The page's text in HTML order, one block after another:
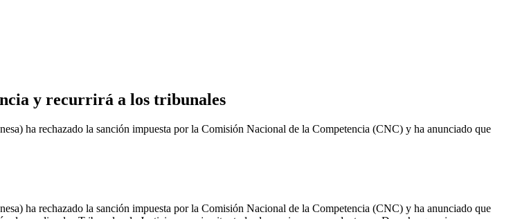
y recurrirá a los tribunales
ha rechazado la sanción impuesta por la Comisión Nacional de la Competencia (CNC) y ha anunciado que
ha rechazado la sanción impuesta por la Comisión Nacional de la Competencia (CNC) y ha anunciado que